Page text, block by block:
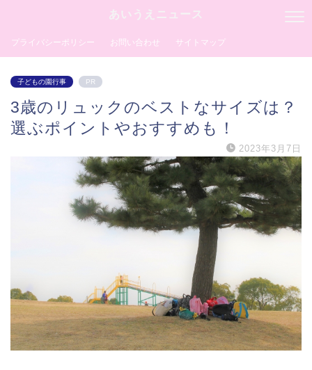
あいうえニュース
プライバシーポリシー お問い合わせ サイトマップ
子どもの園行事 PR
3歳のリュックのベストなサイズは？
選ぶポイントやおすすめも！
2023年3月7日